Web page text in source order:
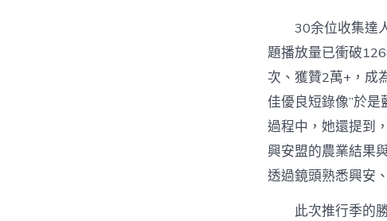
30余位收集達
題播放量已衝破
次、獲贊2萬+，成
佳優良短錄像”於
過程中，她還提到
興安盟的農業結果
透過鏡頭熟悉興安
此次推行季的